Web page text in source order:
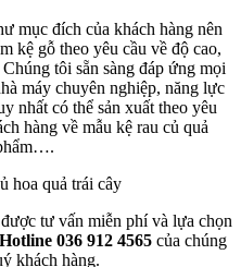
mục đích của khách hàng nên
kệ gỗ theo yêu cầu về độ cao,
tôi sẵn sàng đáp ứng mọi
máy chuyên nghiệp, năng lực
nhất có thể sản xuất theo yêu
hàng về mẫu kệ rau củ quả
tư vấn miễn phí và lựa chọn
Hotline 036 912 4565 của chúng
khách hàng.